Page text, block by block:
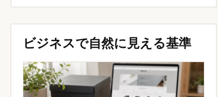
ビジネスで自然に見える基準